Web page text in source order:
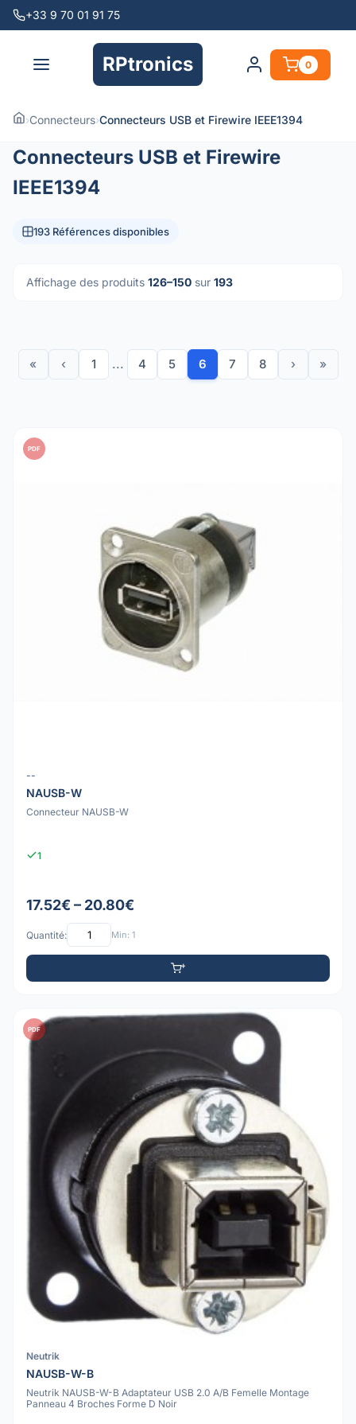
+33 9 70 01 91 75
RPtronics 0
›Connecteurs›Connecteurs USB et Firewire IEEE1394
Connecteurs USB et Firewire
IEEE1394
193 Références disponibles
Affichage des produits 126–150 sur 193
« ‹ 1 ... 4 5 6 7 8 › »
PDF
--
NAUSB-W
Connecteur NAUSB-W
1
17.52€ – 20.80€
Quantité: Min: 1
PDF
Neutrik
NAUSB-W-B
Neutrik NAUSB-W-B Adaptateur USB 2.0 A/B Femelle Montage
Panneau 4 Broches Forme D Noir